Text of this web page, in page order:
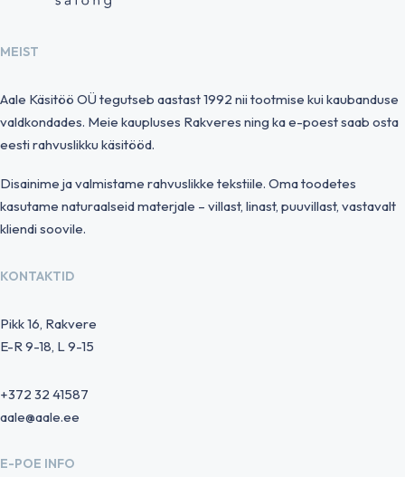
MEIST
Aale Käsitöö OÜ tegutseb aastast 1992 nii tootmise kui kaubanduse
valdkondades. Meie kaupluses Rakveres ning ka e-poest saab osta
eesti rahvuslikku käsitööd.
Disainime ja valmistame rahvuslikke tekstiile. Oma toodetes
kasutame naturaalseid materjale – villast, linast, puuvillast, vastavalt
kliendi soovile.
KONTAKTID
Pikk 16, Rakvere
E-R 9-18, L 9-15
+372 32 41587
aale@aale.ee
E-POE INFO